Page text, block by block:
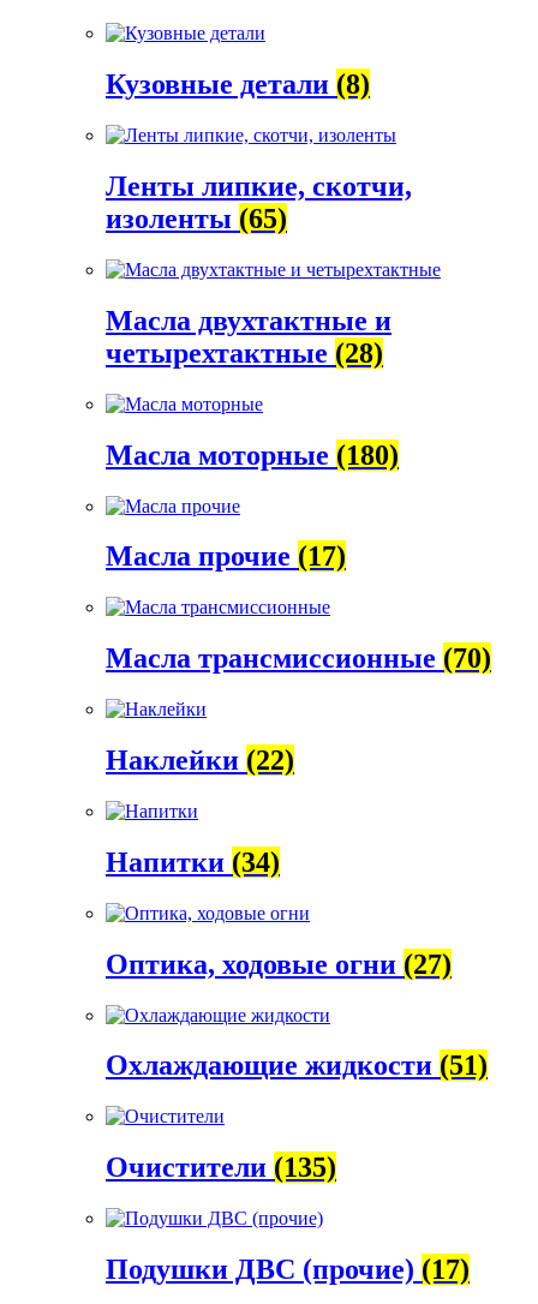
Кузовные детали (8)
Ленты липкие, скотчи,
изоленты (65)
Масла двухтактные и
четырехтактные (28)
Масла моторные (180)
Масла прочие (17)
Масла трансмиссионные (70)
Наклейки (22)
Напитки (34)
Оптика, ходовые огни (27)
Охлаждающие жидкости (51)
Очистители (135)
Подушки ДВС (прочие) (17)